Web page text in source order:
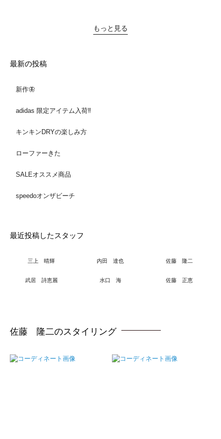
もっと見る
最新の投稿
新作🦋
adidas 限定アイテム入荷‼️
キンキンDRYの楽しみ方
ローファーきた
SALEオススメ商品
speedoオンザビーチ
最近投稿したスタッフ
三上 晴輝 内田 達也 佐藤 隆二
武居 詩恵麗 水口 海 佐藤 正恵
佐藤 隆二のスタイリング